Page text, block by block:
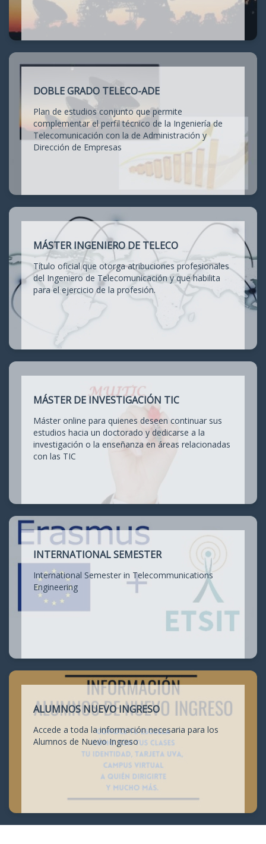
DOBLE GRADO TELECO-ADE
Plan de estudios conjunto que permite
complementar el perfil técnico de la Ingeniería de
Telecomunicación con la de Administración y
Dirección de Empresas
MÁSTER INGENIERO DE TELECO
Título oficial que otorga atribuciones profesionales
del Ingeniero de Telecomunicación y que habilita
para el ejercicio de la profesión.
MÁSTER DE INVESTIGACIÓN TIC
Máster online para quienes deseen continuar sus
estudios hacia un doctorado y dedicarse a la
investigación o la enseñanza en áreas relacionadas
con las TIC
INTERNATIONAL SEMESTER
International Semester in Telecommunications
Engineering
ALUMNOS NUEVO INGRESO
Accede a toda la información necesaria para los
Alumnos de Nuevo Ingreso